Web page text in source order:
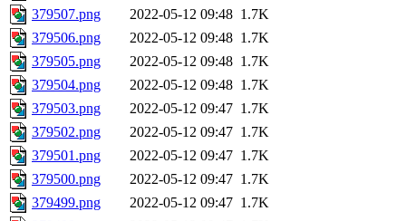
379507.png
2022-05-12 09:48 1.7K
379506.png
2022-05-12 09:48 1.7K
379505.png
2022-05-12 09:48 1.7K
379504.png
2022-05-12 09:48 1.7K
379503.png
2022-05-12 09:47 1.7K
379502.png
2022-05-12 09:47 1.7K
379501.png
2022-05-12 09:47 1.7K
379500.png
2022-05-12 09:47 1.7K
379499.png
2022-05-12 09:47 1.7K